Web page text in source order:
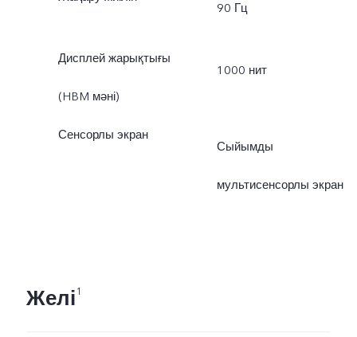
90 Гц
Дисплей жарықтығы
(HBM мәні)
1000 нит
Сенсорлы экран
Сыйымды
мультисенсорлы экран
Желі1